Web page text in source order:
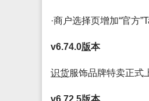
·商户选择页增加“官方
v6.74.0版本
识货服饰品牌特卖正式
v6.72.5版本